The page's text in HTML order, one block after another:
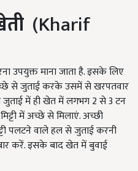
(Kharif
उपयुक्त माना जाता है. इसके लिए
से जुताई करके उसमें से खरपतवार
जुताई में ही खेत में लगभग 2 से 3 टन
में अच्छे से मिलाएं. अच्छी
पलटने वाले हल से जुताई करनी
करें. इसके बाद खेत में बुवाई